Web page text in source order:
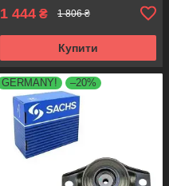
1 444 ₴ 1 806 ₴
Купити
GERMANY! –20%